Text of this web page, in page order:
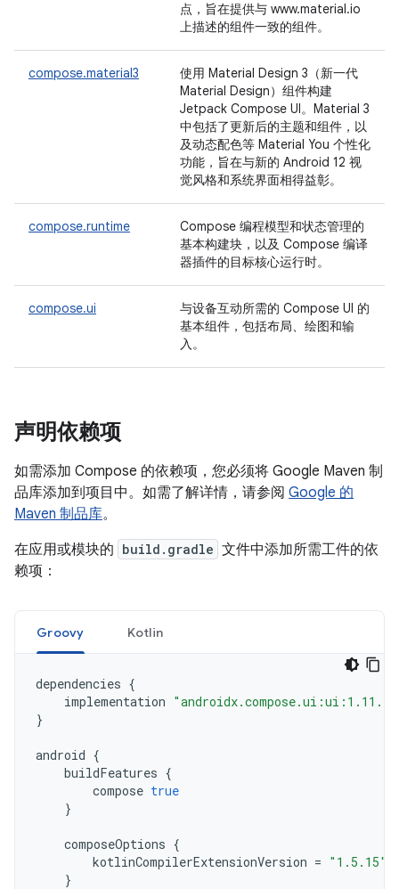
点，旨在提供与 www.material.io
上描述的组件一致的组件。
compose.material3
使用 Material Design 3（新一代
Material Design）组件构建
Jetpack Compose UI。Material 3
中包括了更新后的主题和组件，以
及动态配色等 Material You 个性化
功能，旨在与新的 Android 12 视
觉风格和系统界面相得益彰。
compose.runtime
Compose 编程模型和状态管理的
基本构建块，以及 Compose 编译
器插件的目标核心运行时。
compose.ui
与设备互动所需的 Compose UI 的
基本组件，包括布局、绘图和输
入。
声明依赖项
如需添加 Compose 的依赖项，您必须将 Google Maven 制
品库添加到项目中。如需了解详情，请参阅 Google 的
Maven 制品库。
在应用或模块的 build.gradle 文件中添加所需工件的依
赖项：
Groovy Kotlin
dependencies {
implementation "androidx.compose.ui:ui:1.11.4"
}
android {
buildFeatures {
compose true
}
composeOptions {
kotlinCompilerExtensionVersion = "1.5.15"
}